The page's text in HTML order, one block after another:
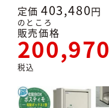
定価 403,480
のところ
販売価格
200,970
税込